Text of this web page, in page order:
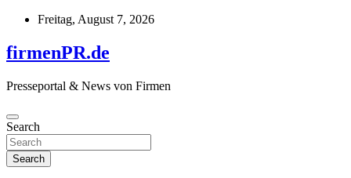
Skip
content
Freitag, August 7, 2026
firmenPR.de
Presseportal & News von Firmen
Search
Search